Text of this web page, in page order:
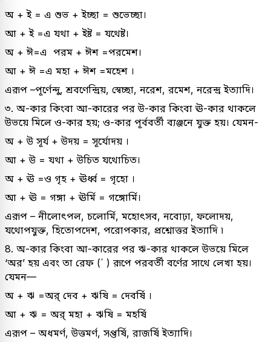
অ + ই = এ শুভ + ইচ্ছা = শুভেচ্ছা।
আ + ই =এ যথা + ইষ্ট = যথেষ্ট।
অ + ঈ=এ পরম + ঈশ =পরমেশ।
আ + ঈ =এ মহা + ঈশ =মহেশ ।
এরূপ –পূর্ণেন্দু, শ্রবণেন্দ্রিয়, স্বেচ্ছা, নরেশ, রমেশ, নরেন্দ্র ইত্যাদি।
৩. অ-কার কিংবা আ-কারের পর উ-কার কিংবা ঊ-কার থাকলে
উভয়ে মিলে ও-কার হয়; ও-কার পূর্ববর্তী ব্যঞ্জনে যুক্ত হয়। যেমন-
অ + উ সূর্য + উদয় = সূর্যোদয় ।
আ + উ = যথা + উচিত যথোচিত।
অ + ঊ =ও গৃহ + ঊর্ধ্ব = গৃহো ।
আ + ঊ = গঙ্গা + ঊর্মি = গঙ্গোর্মি।
এরূপ – নীলোৎপল, চলোর্মি, মহোৎসব, নবোঢ়া, ফলোদয়,
যথোপযুক্ত, হিতোপদেশ, পরোপকার, প্রশ্নোত্তর ইত্যাদি ৷
8. অ-কার কিংবা আ-কারের পর ঋ-কার থাকলে উভয়ে মিলে
‘অর’ হয় এবং তা রেফ (´ ) রূপে পরবর্তী বর্ণের সাথে লেখা হয়।
যেমন—
অ + ঋ =অর্ দেব + ঋষি = দেবর্ষি ।
আ + ঋ = অর্ মহা + ঋষি = মহর্ষি
এরূপ – অধমর্ণ, উত্তমর্ণ, সপ্তর্ষি, রাজর্ষি ইত্যাদি।